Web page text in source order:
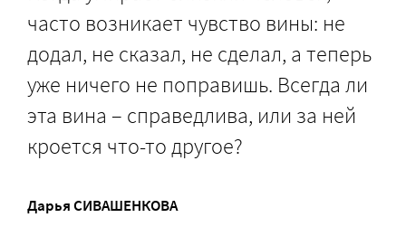
часто возникает чувство вины: не
додал, не сказал, не сделал, а теперь
уже ничего не поправишь. Всегда ли
эта вина – справедлива, или за ней
кроется что-то другое?
Дарья СИВАШЕНКОВА